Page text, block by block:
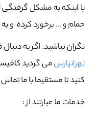
یا اینکه به مشکل
حمام و … برخورد کرده و به
نگران نباشید. اگر به دنبال
تهرانپارسمی گردید
کنید تا مستقیما با ما
خدمات ما عبارتند از :